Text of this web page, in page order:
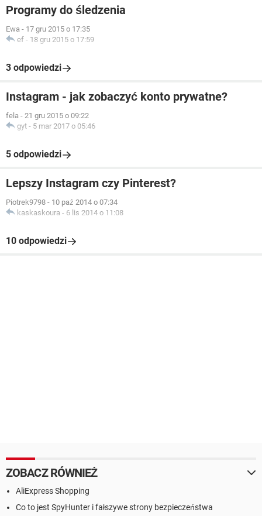
Programy do śledzenia
Ewa - 17 gru 2015 o 17:35
ef - 18 gru 2015 o 17:59
3 odpowiedzi
Instagram - jak zobaczyć konto prywatne?
fela - 21 gru 2015 o 09:22
gyt - 5 mar 2017 o 05:46
5 odpowiedzi
Lepszy Instagram czy Pinterest?
Piotrek9798 - 10 paź 2014 o 07:34
kaskaskoura - 6 lis 2014 o 11:08
10 odpowiedzi
ZOBACZ RÓWNIEŻ
AliExpress Shopping
Co to jest SpyHunter i fałszywe strony bezpieczeństwa